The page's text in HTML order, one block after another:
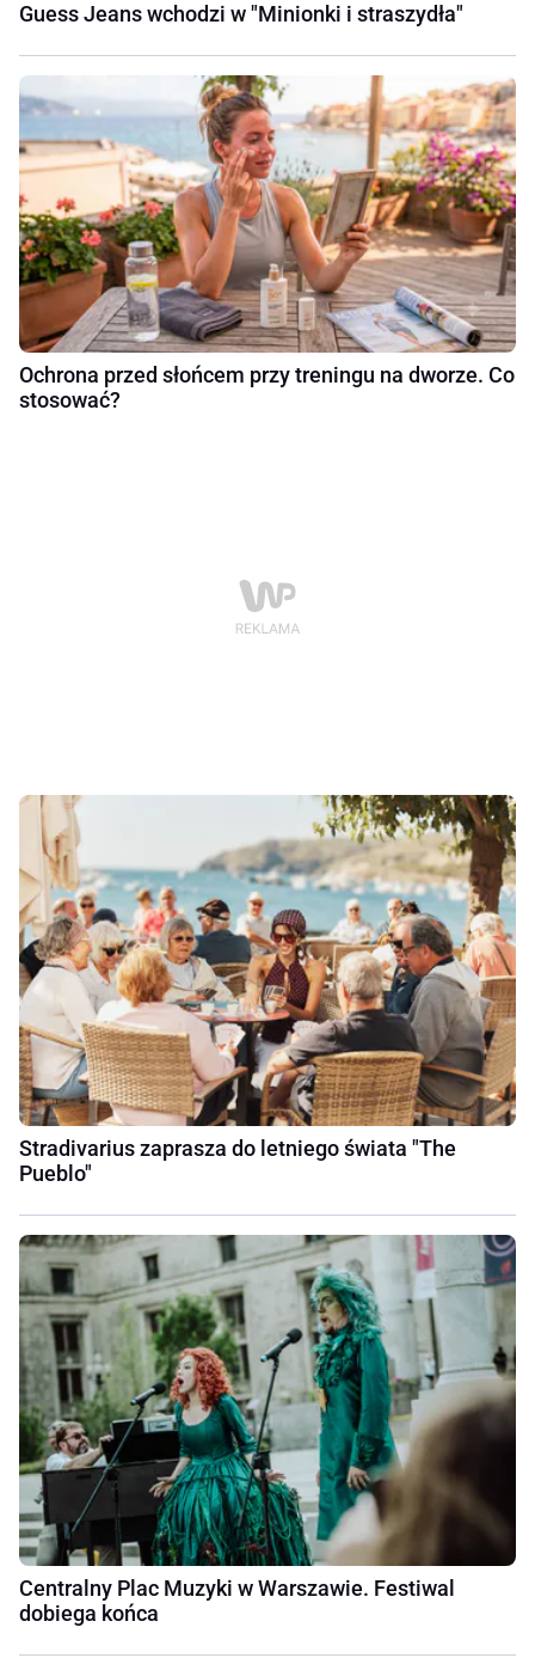
Guess Jeans wchodzi w "Minionki i straszydła"
Ochrona przed słońcem przy treningu na dworze. Co
stosować?
Stradivarius zaprasza do letniego świata "The
Pueblo"
Centralny Plac Muzyki w Warszawie. Festiwal
dobiega końca